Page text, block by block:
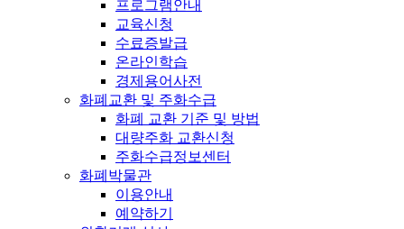
프로그램안내
교육신청
수료증발급
온라인학습
경제용어사전
화폐교환 및 주화수급
화폐 교환 기준 및 방법
대량주화 교환신청
주화수급정보센터
화폐박물관
이용안내
예약하기